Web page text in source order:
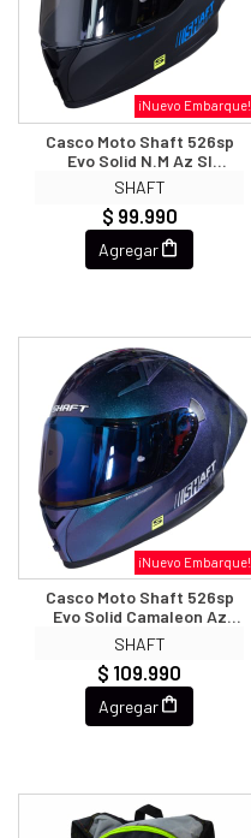
¡Nuevo Embarque!
Casco Moto Shaft 526sp
Evo Solid N.m Az Sl
Integral
SHAFT
$ 99.990
Agregar
¡Nuevo Embarque!
Casco Moto Shaft 526sp
Evo Solid Camaleon Az
Integral
SHAFT
$ 109.990
Agregar